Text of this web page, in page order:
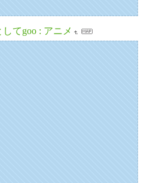
てgoo : アニメ